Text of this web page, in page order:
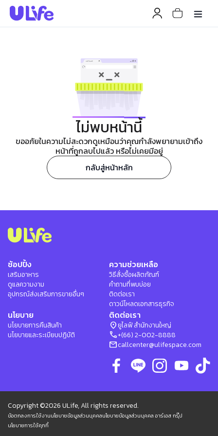
ไม่พบหน้านี้
ขออภัยในความไม่สะดวกดูเหมือนว่าคุณกำลังพยายามเข้าถึง
หน้าที่ถูกลบไปแล้ว หรือไม่เคยมีอยู่
กลับสู่หน้าหลัก
ช้อปปิ้ง
เสริมอาหาร
ดูแลความงาม
อุปกรณ์ส่งเสริมการขายอื่นๆ
ความช่วยเหลือ
วิธีสั่งซื้อผลิตภัณฑ์
คำถามที่พบบ่อย
ติดต่อเรา
ดาวน์โหลดเอกสารธุรกิจ
นโยบาย
นโยบายการคืนสินค้า
นโยบายและระเบียบปฏิบัติ
ติดต่อเรา
location_onยูไลฟ์ สำนักงานใหญ่
phone+(66) 2-002-8888
mailcallcenter@ulifespace.com
Copyright ©2026 ULife, All rights reserved.
ข้อตกลงการใช้งานนโยบายข้อมูลส่วนบุคคลนโยบายข้อมูลส่วนบุคคล อาร์เอส กรุ๊ป
นโยบายการใช้คุกกี้